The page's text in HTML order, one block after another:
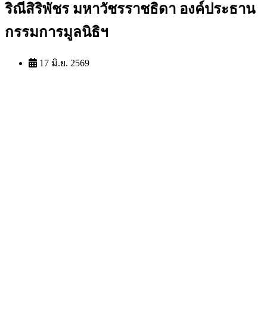
ริณีสิริพัชร มหาวัชรราชธิดา องค์ประธาน
กรรมการมูลนิธิฯ
17 มิ.ย. 2569